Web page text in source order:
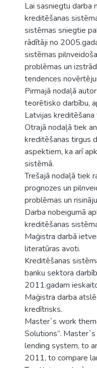
Lai sasniegtu darba
kreditēšanas
sistēmas sniegtie
rādītāji no
sistēmas
problēmas un
tendences
Pirmajā nodaļā
teorētisko darbību,
Latvijas kreditēšana
Otrajā nodaļā tiek
kreditēšanas tirgus
aspektiem, ka arī
sistēmā.
Trešajā nodaļā tiek
prognozes un
problēmas un
Darba nobeigumā
kreditēšanas
Maģistra darbā
literatūras avoti.
Kreditēšanas
banku sektora
2011.gadam
Maģistra darba
kredītrisks.
Master`s work
Solutions”.
lending system, to
2011, to compare